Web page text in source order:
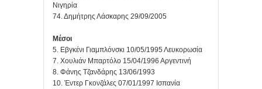
Νιγηρία
74. Δημήτρης Λάσκαρης 29/09/2005
Μέσοι
5. Εβγκένι Γιαμπλόνσκι 10/05/1995 Λευκορωσία
7. Χουλιάν Μπαρτόλο 15/04/1996 Αργεντινή
8. Φάνης Τζανδάρης 13/06/1993
10. Έντερ Γκονζάλες 07/01/1997 Ισπανία